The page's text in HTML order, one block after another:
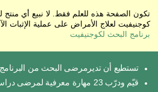
تكون الصفحة هذه للعلم فقط. لا نبيع أي منتج
كوجنيفيت لعلاج الأمراض على عملية الإثبات
برنامج البحث لكوجنيفيت
تستطيع أن تديرمرضى البحث من البرنامج
قيّم ودرّب 23 مهارة معرفية لمرضى دراستك